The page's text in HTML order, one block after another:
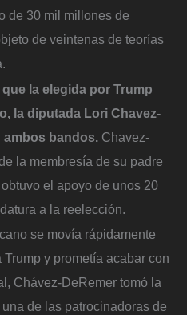
de 30 mil millones de
de veintenas de teorías
la elegida por Trump
la diputada Lori Chavez-
ambos bandos. Chavez-
la membresía de su padre
el apoyo de unos 20
a la reelección.
se movía rápidamente
y prometía acabar con
Chávez-DeRemer tomó la
de las patrocinadoras de